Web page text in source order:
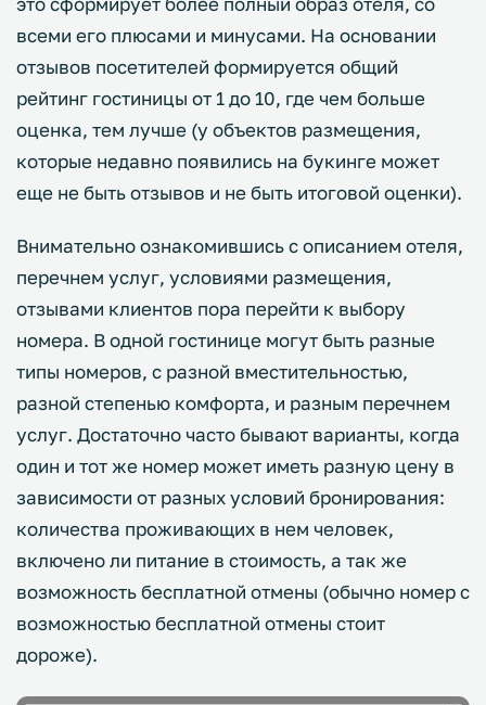
всеми его плюсами и минусами. На основании
отзывов посетителей формируется общий
рейтинг гостиницы от 1 до 10, где чем больше
оценка, тем лучше (у объектов размещения,
которые недавно появились на букинге может
еще не быть отзывов и не быть итоговой оценки).
Внимательно ознакомившись с описанием отеля,
перечнем услуг, условиями размещения,
отзывами клиентов пора перейти к выбору
номера. В одной гостинице могут быть разные
типы номеров, с разной вместительностью,
разной степенью комфорта, и разным перечнем
услуг. Достаточно часто бывают варианты, когда
один и тот же номер может иметь разную цену в
зависимости от разных условий бронирования:
количества проживающих в нем человек,
включено ли питание в стоимость, а так же
возможность бесплатной отмены (обычно номер с
возможностью бесплатной отмены стоит
дороже).